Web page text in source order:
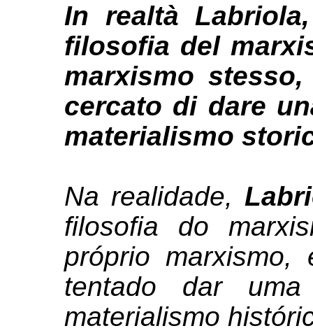
In realtà
filosofia del
marxismo
cercato di dare
materialismo
Na realidade,
filosofia do
próprio
tentado dar
materialismo